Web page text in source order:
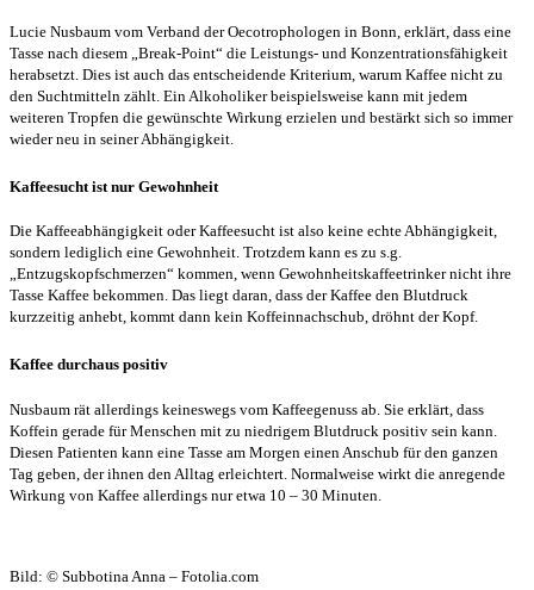
Lucie Nusbaum vom Verband der Oecotrophologen in Bonn, erklärt, dass eine
Tasse nach diesem „Break-Point“ die Leistungs- und Konzentrationsfähigkeit
herabsetzt. Dies ist auch das entscheidende Kriterium, warum Kaffee nicht zu
den Suchtmitteln zählt. Ein Alkoholiker beispielsweise kann mit jedem
weiteren Tropfen die gewünschte Wirkung erzielen und bestärkt sich so immer
wieder neu in seiner Abhängigkeit.
Kaffeesucht ist nur Gewohnheit
Die Kaffeeabhängigkeit oder Kaffeesucht ist also keine echte Abhängigkeit,
sondern lediglich eine Gewohnheit. Trotzdem kann es zu s.g.
„Entzugskopfschmerzen“ kommen, wenn Gewohnheitskaffeetrinker nicht ihre
Tasse Kaffee bekommen. Das liegt daran, dass der Kaffee den Blutdruck
kurzzeitig anhebt, kommt dann kein Koffeinnachschub, dröhnt der Kopf.
Kaffee durchaus positiv
Nusbaum rät allerdings keineswegs vom Kaffeegenuss ab. Sie erklärt, dass
Koffein gerade für Menschen mit zu niedrigem Blutdruck positiv sein kann.
Diesen Patienten kann eine Tasse am Morgen einen Anschub für den ganzen
Tag geben, der ihnen den Alltag erleichtert. Normalweise wirkt die anregende
Wirkung von Kaffee allerdings nur etwa 10 – 30 Minuten.
Bild: © Subbotina Anna – Fotolia.com